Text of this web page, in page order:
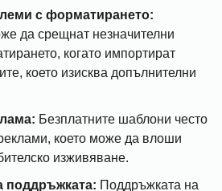
с форматирането:
да срещнат незначителни
когато импортират
което изисква допълнителни
Безплатните шаблони често
което може да влоши
изживяване.
поддръжката: Поддръжката на